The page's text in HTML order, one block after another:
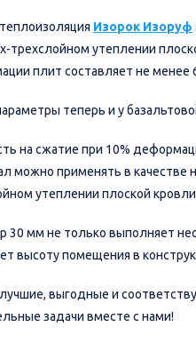
Изорок Изоруф
трехслойном утеплении
плит составляет не менее
теперь и у
на сжатие при 10%
можно применять в качестве
утеплении плоской
30 мм не только выполняет
высоту помещения в
выгодные и
задачи вместе с нами!